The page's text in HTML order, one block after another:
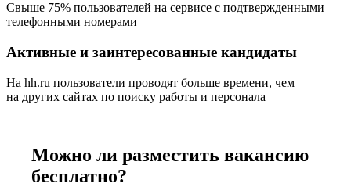
Свыше 75% пользователей на сервисе с подтвержденными
телефонными номерами
Активные и заинтересованные кандидаты
На hh.ru пользователи проводят больше времени, чем
на других сайтах по поиску работы и персонала
Можно ли разместить вакансию
бесплатно?